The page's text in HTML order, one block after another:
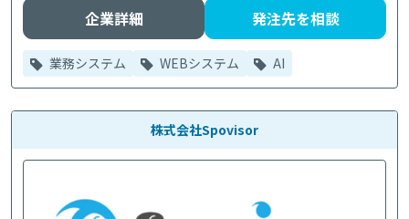
企業詳細 発注先を相談
業務システム WEBシステム AI
株式会社Spovisor